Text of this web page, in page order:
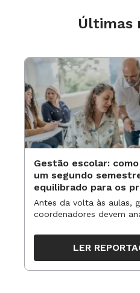
Últimas
Gestão escolar:
um segundo
equilibrado para os
Antes da volta às aulas,
coordenadores devem
organizar ações para
trabalho pedagógico ao
período
LER